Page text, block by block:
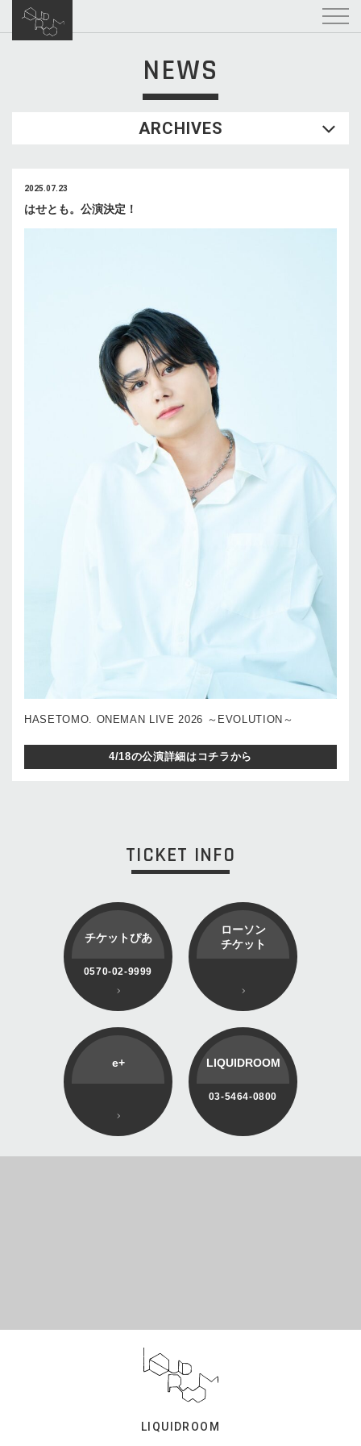
NEWS
ARCHIVES
2025.07.23
はせとも。公演決定！
HASETOMO. ONEMAN LIVE 2026 ～EVOLUTION～
4/18の公演詳細はコチラから
TICKET INFO
チケットぴあ
0570-02-9999
ローソン
チケット
e+ LIQUIDROOM
03-5464-0800
LIQUIDROOM